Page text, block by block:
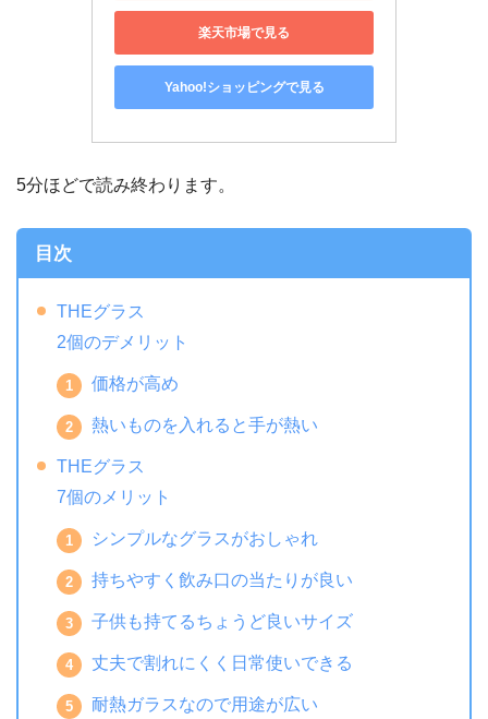
楽天市場で見る
Yahoo!ショッピングで見る
5分ほどで読み終わります。
目次
THEグラス
2個のデメリット
価格が高め
熱いものを入れると手が熱い
THEグラス
7個のメリット
シンプルなグラスがおしゃれ
持ちやすく飲み口の当たりが良い
子供も持てるちょうど良いサイズ
丈夫で割れにくく日常使いできる
耐熱ガラスなので用途が広い